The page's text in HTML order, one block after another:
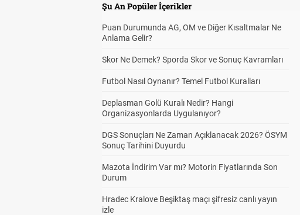
Şu An Popüler İçerikler
Puan Durumunda AG, OM ve Diğer Kısaltmalar Ne
Anlama Gelir?
Skor Ne Demek? Sporda Skor ve Sonuç Kavramları
Futbol Nasıl Oynanır? Temel Futbol Kuralları
Deplasman Golü Kuralı Nedir? Hangi
Organizasyonlarda Uygulanıyor?
DGS Sonuçları Ne Zaman Açıklanacak 2026? ÖSYM
Sonuç Tarihini Duyurdu
Mazota İndirim Var mı? Motorin Fiyatlarında Son
Durum
Hradec Kralove Beşiktaş maçı şifresiz canlı yayın
izle